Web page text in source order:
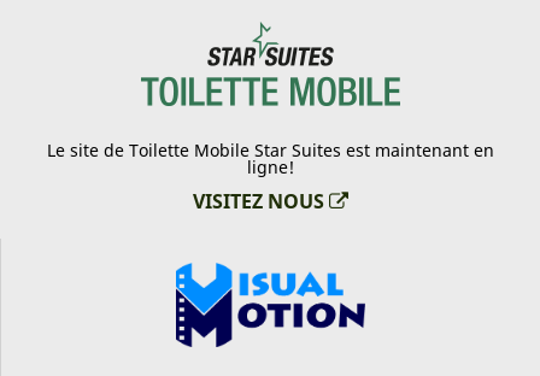
Le site de Toilette Mobile Star Suites est maintenant en
ligne!
VISITEZ NOUS